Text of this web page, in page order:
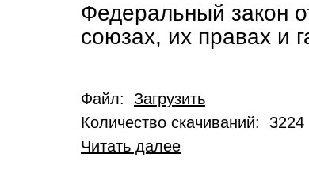
Федеральный закон
союзах, их правах и
Файл: Загрузить
Количество скачиваний: 3224
Читать далее